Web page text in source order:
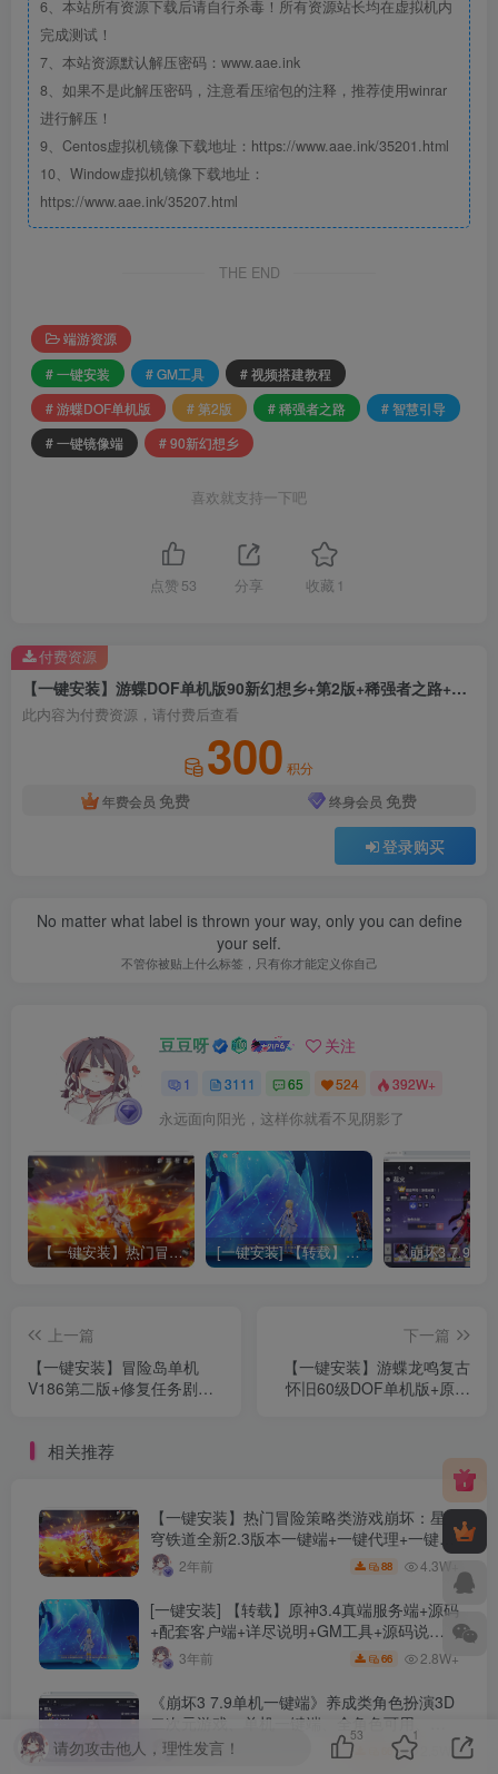
6、本站所有资源下载后请自行杀毒！所有资源站长均在虚拟机内
完成测试！
7、本站资源默认解压密码：www.aae.ink
8、如果不是此解压密码，注意看压缩包的注释，推荐使用winrar
进行解压！
9、Centos虚拟机镜像下载地址：https://www.aae.ink/35201.html
10、Window虚拟机镜像下载地址：
https://www.aae.ink/35207.html
THE END
端游资源
# 一键安装
# GM工具
# 视频搭建教程
# 游蝶DOF单机版
# 第2版 # 稀强者之路
# 智慧引导
# 一键镜像端
# 90新幻想乡
喜欢就支持一下吧
点赞 53 分享 收藏 1
【一键安装】游蝶DOF单机版90新幻想乡+第2版+稀强者之路+智慧引导+一键镜像端+GM工具+视频搭建教程
此内容为付费资源，请付费后查看
300 积分
年费会员 免费 终身会员 免费
登录购买
付费资源
No matter what label is thrown your way, only you can define
your self.
不管你被贴上什么标签，只有你才能定义你自己
豆豆呀 关注
1 3111 65 524 392W+
永远面向阳光，这样你就看不见阴影了
【一键安装】热门冒险策略类游戏崩坏：星穹铁道全新2.3版本一键端+一键代理+一键启动+免虚拟机 [一键安装] 【转载】原神3.4真端服务端+源码+配套客户端+详尽说明+GM工具+源码说明文件
上一篇
【一键安装】冒险岛单机
V186第二版+修复任务剧情
下一篇
【一键安装】游蝶龙鸣复古
怀旧60级DOF单机版+原汁
相关推荐
【一键安装】热门冒险策略类游戏崩坏：星
穹铁道全新2.3版本一键端+一键代理+一键启
动+免虚拟机
2年前 88 4.3W+
[一键安装] 【转载】原神3.4真端服务端+源码
+配套客户端+详尽说明+GM工具+源码说明
文件3年前 66 2.8W+
《崩坏3 7.9单机一键端》养成类角色扮演3D
二次元游戏、单机一键端、全角色可用、无
限资源、附带保姆级安装教程
2年前 66
请勿攻击他人，理性发言！
53 1